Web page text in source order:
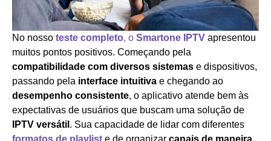
No nosso teste completo, o Smartone IPTV apresentou
muitos pontos positivos. Começando pela
compatibilidade com diversos sistemas e dispositivos,
passando pela interface intuitiva e chegando ao
desempenho consistente, o aplicativo atende bem às
expectativas de usuários que buscam uma solução de
IPTV versátil . Sua capacidade de lidar com diferentes
formatos de playlist e de organizar canais de maneira